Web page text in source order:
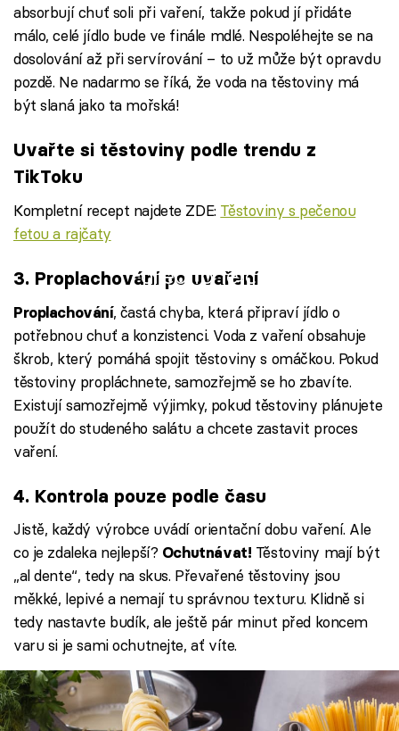
absorbují chuť soli při vaření, takže pokud jí přidáte
málo, celé jídlo bude ve finále mdlé. Nespoléhejte se na
dosolování až při servírování – to už může být opravdu
pozdě. Ne nadarmo se říká, že voda na těstoviny má
být slaná jako ta mořská!
Uvařte si těstoviny podle trendu z
TikToku
Kompletní recept najdete ZDE: Těstoviny s pečenou
fetou a rajčaty
Failed to fetch
3. Proplachování po uvaření
Proplachování, častá chyba, která připraví jídlo o
potřebnou chuť a konzistenci. Voda z vaření obsahuje
škrob, který pomáhá spojit těstoviny s omáčkou. Pokud
těstoviny propláchnete, samozřejmě se ho zbavíte.
Existují samozřejmě výjimky, pokud těstoviny plánujete
použít do studeného salátu a chcete zastavit proces
vaření.
4. Kontrola pouze podle času
Jistě, každý výrobce uvádí orientační dobu vaření. Ale
co je zdaleka nejlepší? Ochutnávat! Těstoviny mají být
„al dente“, tedy na skus. Převařené těstoviny jsou
měkké, lepivé a nemají tu správnou texturu. Klidně si
tedy nastavte budík, ale ještě pár minut před koncem
varu si je sami ochutnejte, ať víte.